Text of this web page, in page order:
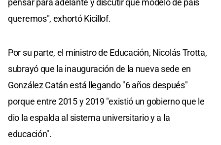
pensar para adelante y discutir qué modelo de país
queremos", exhortó Kicillof.
Por su parte, el ministro de Educación, Nicolás Trotta,
subrayó que la inauguración de la nueva sede en
González Catán está llegando "6 años después"
porque entre 2015 y 2019 "existió un gobierno que le
dio la espalda al sistema universitario y a la
educación".